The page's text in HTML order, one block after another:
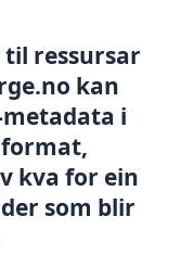
til ressursar
kan
metadata i
kva for ein
som blir